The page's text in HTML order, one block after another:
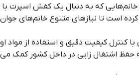
خانم‌هایی که به دنبال یک کفش اسپرت
است تا نیازهای متنوع خانم‌های
کنترل کیفیت دقیق و استفاده از مواد
حفظ اشتغال زایی در داخل کشور کمک